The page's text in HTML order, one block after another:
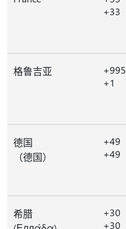
+33
格鲁吉亚
+995
+1
德国
（德国）
+49
+49
希腊
+30
+30